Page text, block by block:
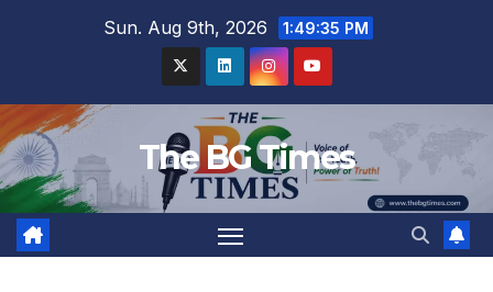
Sun. Aug 9th, 2026 1:49:36 PM
The BG Times